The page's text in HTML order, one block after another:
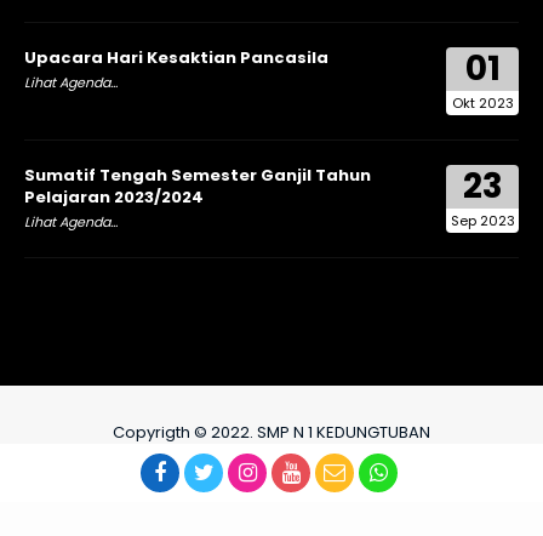
01
Okt 2023
Upacara Hari Kesaktian Pancasila
Lihat Agenda...
23
Sep 2023
Sumatif Tengah Semester Ganjil Tahun
Pelajaran 2023/2024
Lihat Agenda...
Copyrigth © 2022. SMP N 1 KEDUNGTUBAN
TIM IT